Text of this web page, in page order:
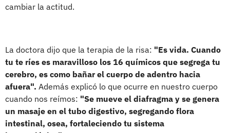
cambiar la actitud.
La doctora dijo que la terapia de la risa: "Es vida. Cuando
tu te ríes es maravilloso los 16 químicos que segrega tu
cerebro, es como bañar el cuerpo de adentro hacia
afuera". Además explicó lo que ocurre en nuestro cuerpo
cuando nos reímos: "Se mueve el diafragma y se genera
un masaje en el tubo digestivo, segregando flora
intestinal, osea, fortaleciendo tu sistema